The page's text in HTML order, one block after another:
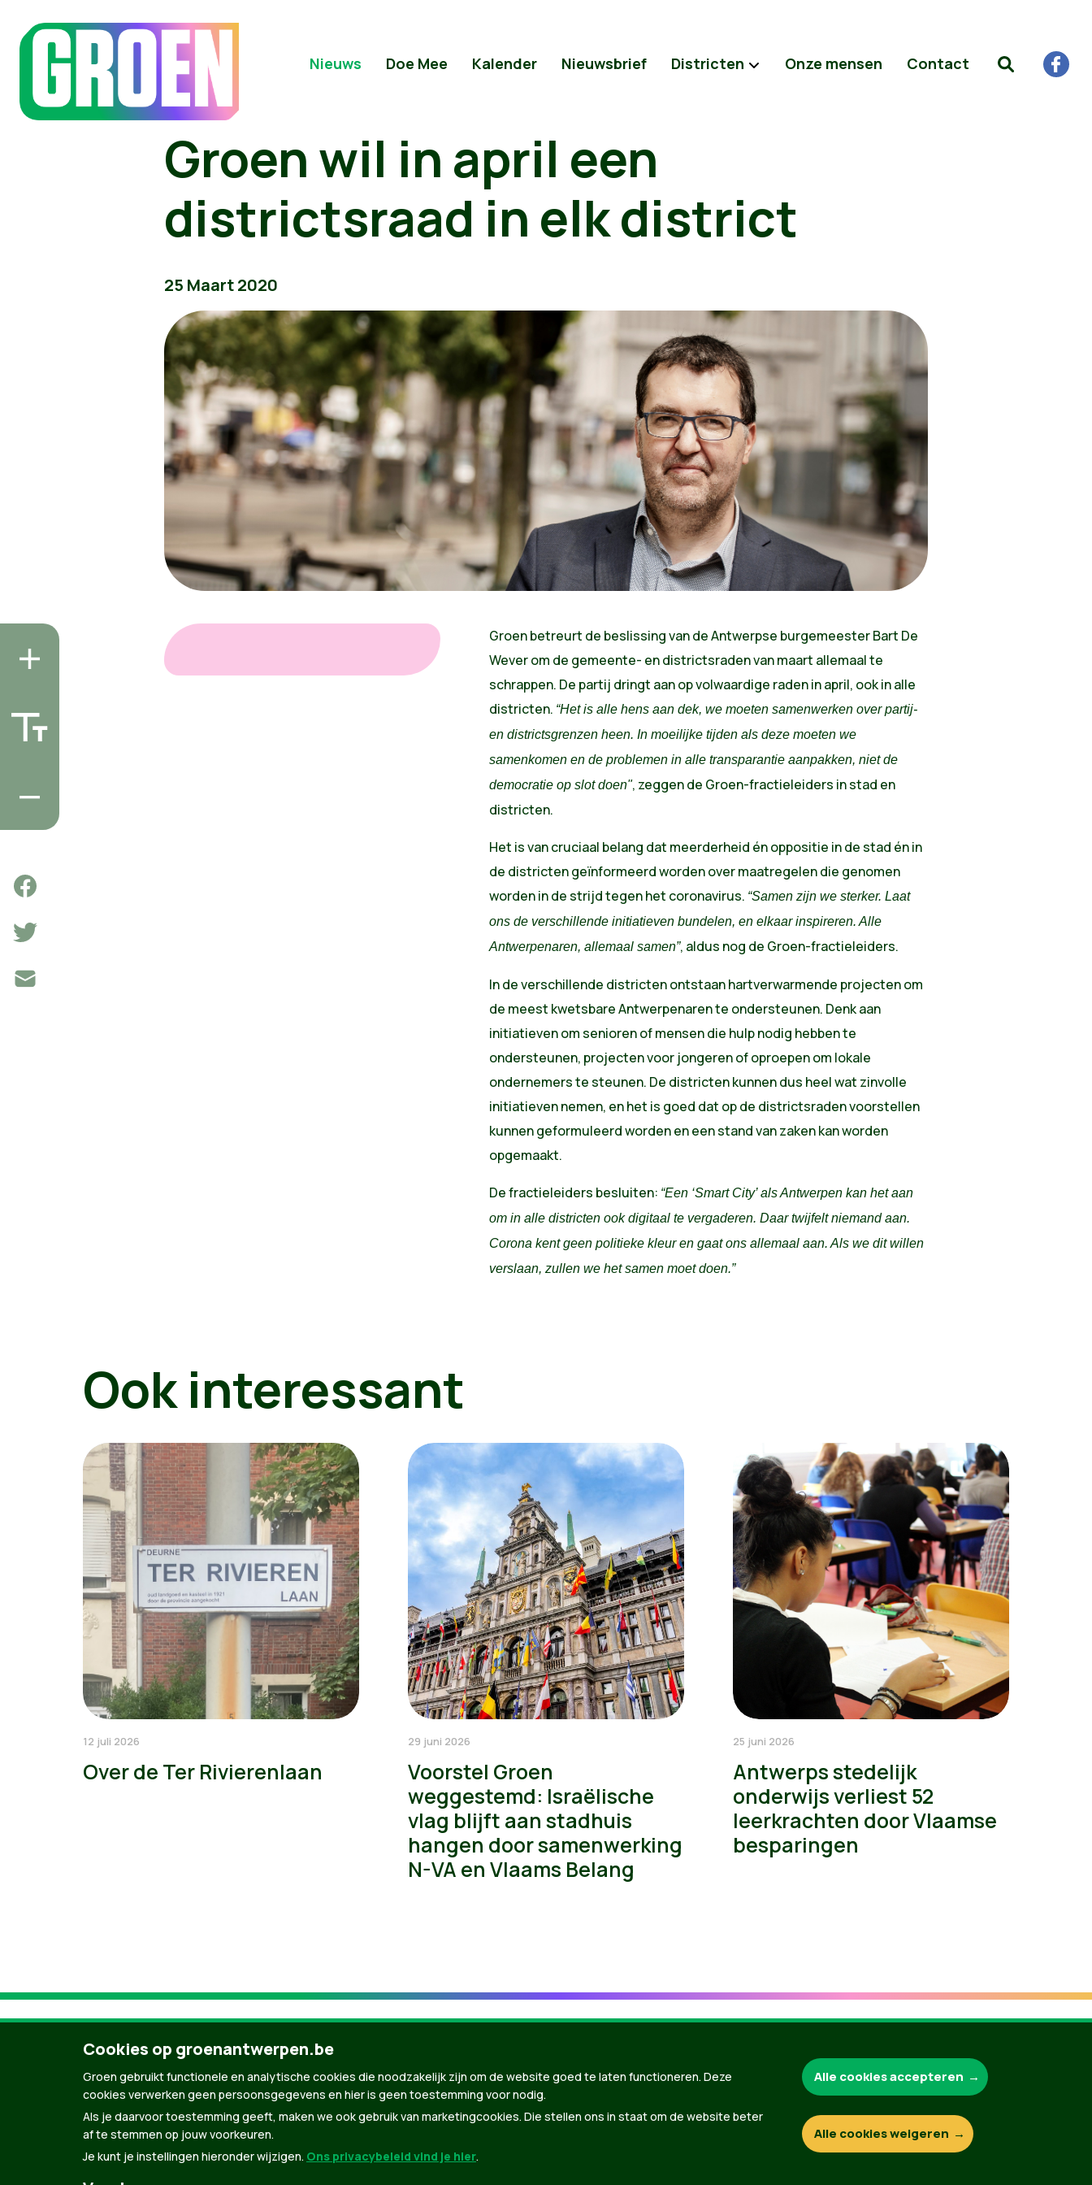
Nieuws Doe Mee Kalender Nieuwsbrief Districten Onze mensen Contact
Groen wil in april een
districtsraad in elk district
25 Maart 2020
Groen betreurt de beslissing van de Antwerpse burgemeester Bart De
Wever om de gemeente- en districtsraden van maart allemaal te
schrappen. De partij dringt aan op volwaardige raden in april, ook in alle
districten. “Het is alle hens aan dek, we moeten samenwerken over partij-
en districtsgrenzen heen. In moeilijke tijden als deze moeten we
samenkomen en de problemen in alle transparantie aanpakken, niet de
democratie op slot doen", zeggen de Groen-fractieleiders in stad en
districten.
Het is van cruciaal belang dat meerderheid én oppositie in de stad én in
de districten geïnformeerd worden over maatregelen die genomen
worden in de strijd tegen het coronavirus. “Samen zijn we sterker. Laat
ons de verschillende initiatieven bundelen, en elkaar inspireren. Alle
Antwerpenaren, allemaal samen”, aldus nog de Groen-fractieleiders.
In de verschillende districten ontstaan hartverwarmende projecten om
de meest kwetsbare Antwerpenaren te ondersteunen. Denk aan
initiatieven om senioren of mensen die hulp nodig hebben te
ondersteunen, projecten voor jongeren of oproepen om lokale
ondernemers te steunen. De districten kunnen dus heel wat zinvolle
initiatieven nemen, en het is goed dat op de districtsraden voorstellen
kunnen geformuleerd worden en een stand van zaken kan worden
opgemaakt.
De fractieleiders besluiten: “Een ‘Smart City’ als Antwerpen kan het aan
om in alle districten ook digitaal te vergaderen. Daar twijfelt niemand aan.
Corona kent geen politieke kleur en gaat ons allemaal aan. Als we dit willen
verslaan, zullen we het samen moet doen.”
Ook interessant
12 juli 2026
Over de Ter Rivierenlaan
29 juni 2026
Voorstel Groen
weggestemd: Israëlische
vlag blijft aan stadhuis
hangen door samenwerking
N-VA en Vlaams Belang
25 juni 2026
Antwerps stedelijk
onderwijs verliest 52
leerkrachten door Vlaamse
besparingen
Groen.be
© Copyright Groen 2026 | Gemaakt metNationBuilder| Gebouwd door
Cookies op groenantwerpen.be
Groen gebruikt functionele en analytische cookies die noodzakelijk zijn om de website goed te laten functioneren. Deze
cookies verwerken geen persoonsgegevens en hier is geen toestemming voor nodig.
Als je daarvoor toestemming geeft, maken we ook gebruik van marketingcookies. Die stellen ons in staat om de website beter
af te stemmen op jouw voorkeuren.
Je kunt je instellingen hieronder wijzigen. Ons privacybeleid vind je hier.
Alle cookies accepteren
Alle cookies weigeren